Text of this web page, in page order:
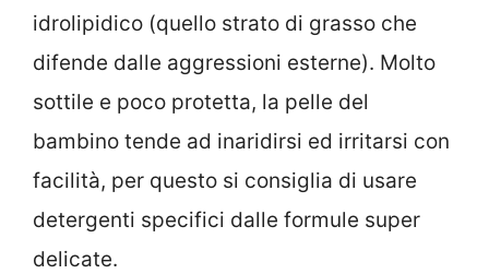
idrolipidico (quello strato di grasso che
difende dalle aggressioni esterne). Molto
sottile e poco protetta, la pelle del
bambino tende ad inaridirsi ed irritarsi con
facilità, per questo si consiglia di usare
detergenti specifici dalle formule super
delicate.